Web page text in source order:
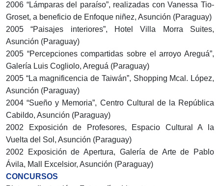
2006 “Lámparas del paraíso”, realizadas con Vanessa Tio-
Groset, a beneficio de Enfoque niñez, Asunción (Paraguay)
2005 “Paisajes interiores”, Hotel Villa Morra Suites,
Asunción (Paraguay)
2005 “Percepciones compartidas sobre el arroyo Areguá”,
Galería Luis Cogliolo, Areguá (Paraguay)
2005 “La magnificencia de Taiwán”, Shopping Mcal. López,
Asunción (Paraguay)
2004 “Sueño y Memoria”, Centro Cultural de la República
Cabildo, Asunción (Paraguay)
2002 Exposición de Profesores, Espacio Cultural A la
Vuelta del Sol, Asunción (Paraguay)
2002 Exposición de Apertura, Galería de Arte de Pablo
Ávila, Mall Excelsior, Asunción (Paraguay)
CONCURSOS